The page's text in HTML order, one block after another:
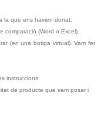
la que ens havien donat.
comparació (Word o Excel).
(en una botiga virtual). Vam fer
instruccions:
de producte que vam posar i